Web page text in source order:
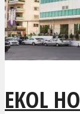
EKOL